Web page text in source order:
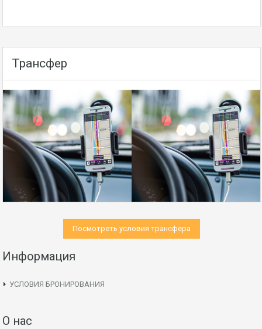
Трансфер
Посмотреть условия трансфера
Информация
УСЛОВИЯ БРОНИРОВАНИЯ
О нас